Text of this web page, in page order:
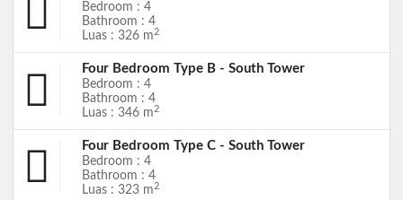
Bedroom : 4
Bathroom : 4
Luas : 326 m 2
Four Bedroom Type B - South Tower
Bedroom : 4
Bathroom : 4
Luas : 346 m 2
Four Bedroom Type C - South Tower
Bedroom : 4
Bathroom : 4
Luas : 323 m 2